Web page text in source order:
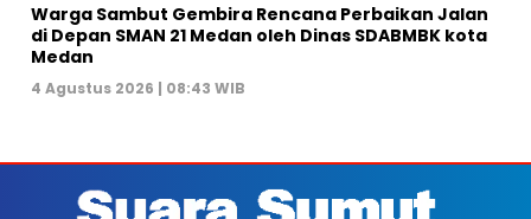
Warga Sambut Gembira Rencana Perbaikan Jalan
di Depan SMAN 21 Medan oleh Dinas SDABMBK kota
Medan
4 Agustus 2026 | 08:43 WIB